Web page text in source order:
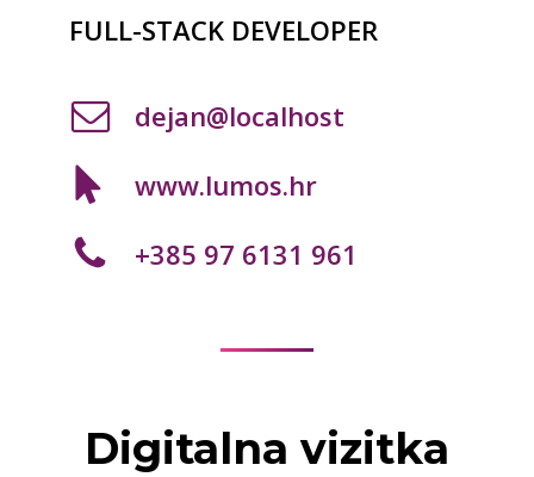
FULL-STACK DEVELOPER
dejan@localhost
www.lumos.hr
+385 97 6131 961
Digitalna vizitka